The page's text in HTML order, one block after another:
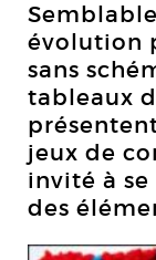
évolution
sans
tableaux
jeux de
invité à
des